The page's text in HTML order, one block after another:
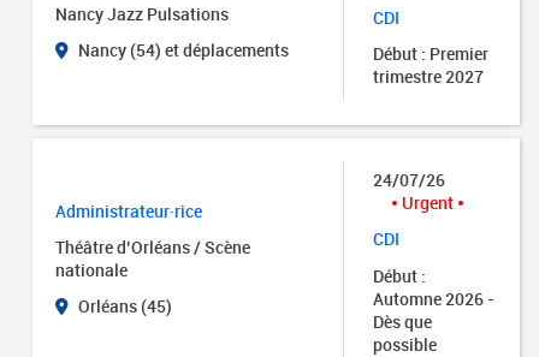
Nancy Jazz Pulsations
Nancy (54) et déplacements
CDI
Début : Premier
trimestre 2027
Administrateur·rice
Théâtre d’Orléans / Scène
nationale
Orléans (45)
24/07/26
Urgent
CDI
Début :
Automne 2026 -
Dès que
possible